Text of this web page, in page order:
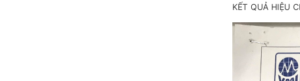
KẾT QUẢ HIỆU